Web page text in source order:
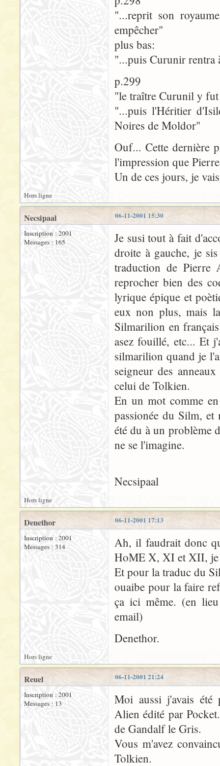
"...reprit son
empêcher"
plus bas:
"...puis Curunir rentra
p.299
"le traître Curunil y
"...puis l'Héritier
Noires de Moldor"
Ouf... Cette dernière
l'impression que
Un de ces jours, je
Hors ligne
06-11-2001 15:30
Necsipaal
Inscription : 2001
Messages : 165
Je susi tout à fait
droite à gauche, je
traduction de Pierre
reprocher bien des
lyrique épique et
eux non plus, mais
Silmarilion en
asez fouillé, etc... Et
silmarilion quand je
seigneur des
celui de Tolkien.
En un mot comme
passionée du Silm,
été du à un problème
ne se l'imagine.
Necsipaal
Hors ligne
06-11-2001 17:13
Denethor
Inscription : 2001
Messages : 314
Ah, il faudrait donc
HoME X, XI et XII, je
Et pour la traduc du
ouaibe pour la faire
ça ici même. (en
email)
Denethor.
Hors ligne
06-11-2001 21:24
Reuel
Inscription : 2001
Messages : 13
Moi aussi j'avais été
Alien édité par
de Gandalf le Gris.
Vous m'avez
Tolkien.